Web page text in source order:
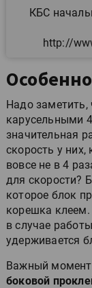
КБС
http://
Надо
карусельными
значительная
скорость у них,
вовсе не в 4
для скорости?
которое блок
корешка
в случае
удерживается
Важный
боковой